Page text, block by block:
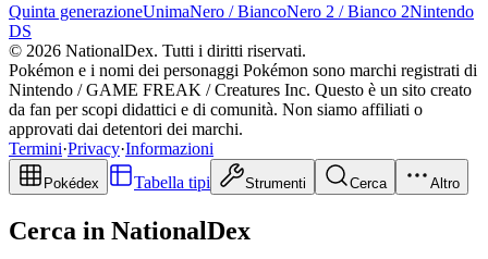
Quinta generazioneUnimaNero / BiancoNero 2 / Bianco 2Nintendo
DS
© 2026 NationalDex. Tutti i diritti riservati.
Pokémon e i nomi dei personaggi Pokémon sono marchi registrati di
Nintendo / GAME FREAK / Creatures Inc. Questo è un sito creato
da fan per scopi didattici e di comunità. Non siamo affiliati o
approvati dai detentori dei marchi.
Termini·Privacy·Informazioni
Pokédex Tabella tipi Strumenti Cerca Altro
Cerca in NationalDex